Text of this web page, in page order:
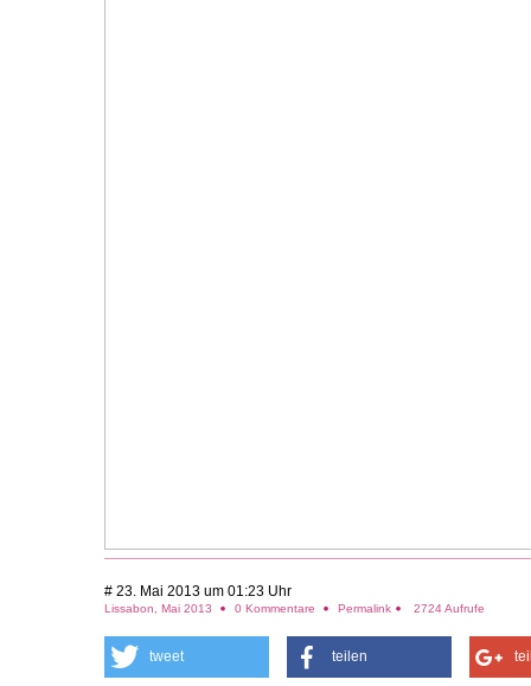
# 23. Mai 2013 um 01:23 Uhr
Lissabon, Mai 2013 0 Kommentare Permalink 2724 Aufrufe
tweet teilen